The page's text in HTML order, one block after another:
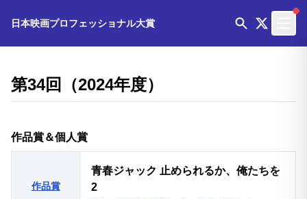
日本映画プロフェッショナル大賞
第34回（2024年度）
作品賞＆個人賞
作品賞
青春ジャック 止められるか、俺たちを
2